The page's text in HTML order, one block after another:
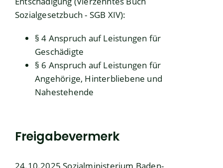
Sozialgesetzbuch - SGB XIV):
§ 4 Anspruch auf Leistungen für
Geschädigte
§ 6 Anspruch auf Leistungen für
Angehörige, Hinterbliebene und
Nahestehende
Freigabevermerk